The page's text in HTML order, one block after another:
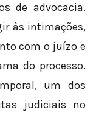
de advocacia.
às intimações,
com o juízo e
do processo.
um dos
judiciais no